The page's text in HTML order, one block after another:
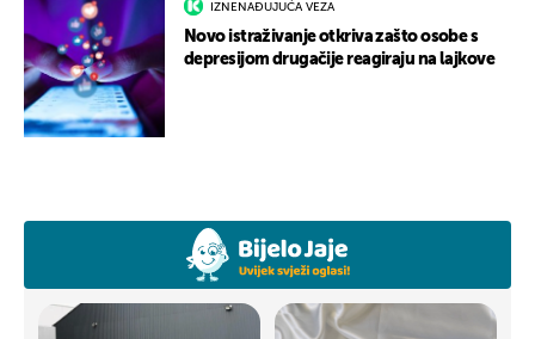
IZNENAĐUJUĆA VEZA
Novo istraživanje otkriva zašto osobe s
depresijom drugačije reagiraju na lajkove